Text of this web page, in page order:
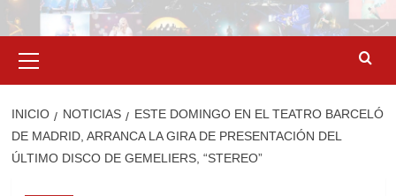
primario
INICIO NOTICIAS
ESTE DOMINGO EN EL TEATRO BARCELÓ
DE MADRID, ARRANCA LA GIRA DE PRESENTACIÓN DEL
ÚLTIMO DISCO DE GEMELIERS, “STEREO”